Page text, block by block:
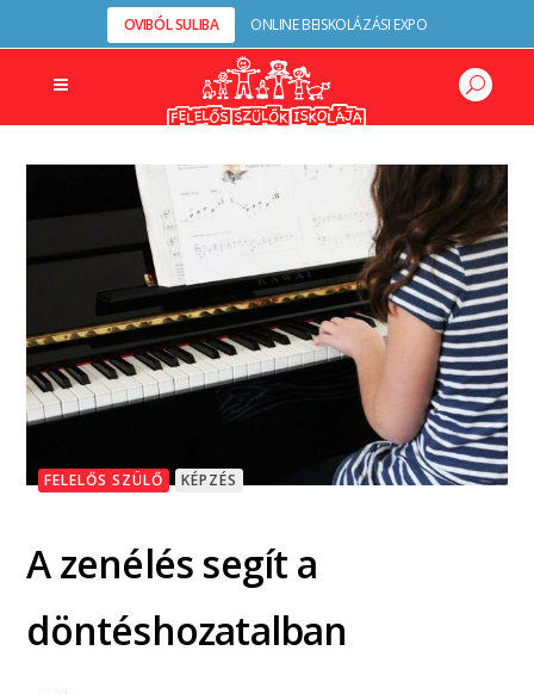
OVIBÓL SULIBA ONLINE BEISKOLÁZÁSI EXPO
FELELŐS SZÜLŐ KÉPZÉS
A zenélés segít a
döntéshozatalban